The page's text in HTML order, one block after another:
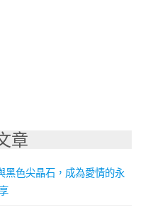
章
黑色尖晶石，成為愛情的永